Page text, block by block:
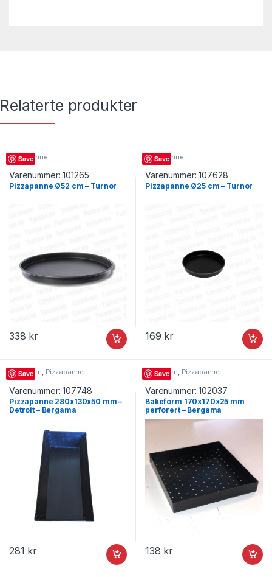
Relaterte produkter
Save
Pizzapanne
Varenummer:101265
Pizzapanne Ø52 cm – Turnor
338 kr
Save
Pizzapanne
Varenummer:107628
Pizzapanne Ø25 cm – Turnor
169 kr
Save
Bakeform, Pizzapanne
Varenummer:107748
Pizzapanne 280x130x50 mm –
Detroit – Bergama
281 kr
Save
Bakeform, Pizzapanne
Varenummer:102037
Bakeform 170x170x25 mm
perforert – Bergama
138 kr